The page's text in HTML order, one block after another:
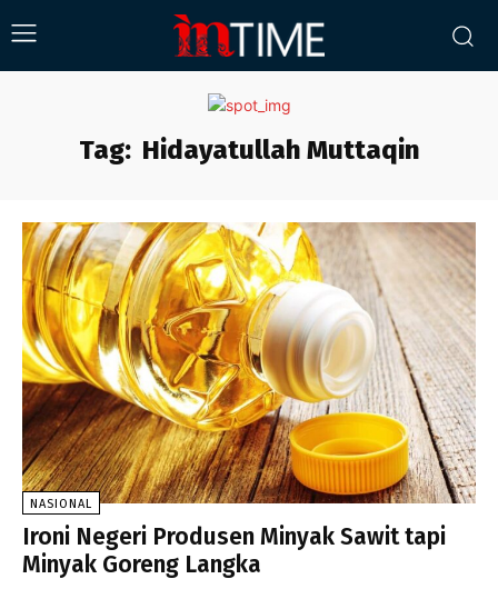
Tag: Hidayatullah Muttaqin
NASIONAL
Ironi Negeri Produsen Minyak Sawit tapi
Minyak Goreng Langka